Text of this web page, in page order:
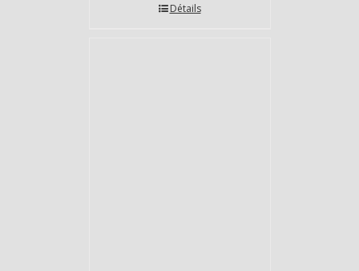
Détails